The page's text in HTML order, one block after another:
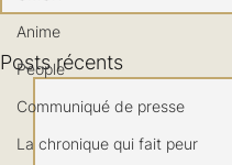
Anime
People
Communiqué de presse
La chronique qui fait peur
Posts récents